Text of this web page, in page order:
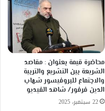
محاضرة قيمة بعنوان : مقاصد
الشريعة بين التشريع والتربية
والاجتماع للبروفيسور شهاب
الدين فرفور/ شاهد الفيديو
22 سبتمبر، 2025